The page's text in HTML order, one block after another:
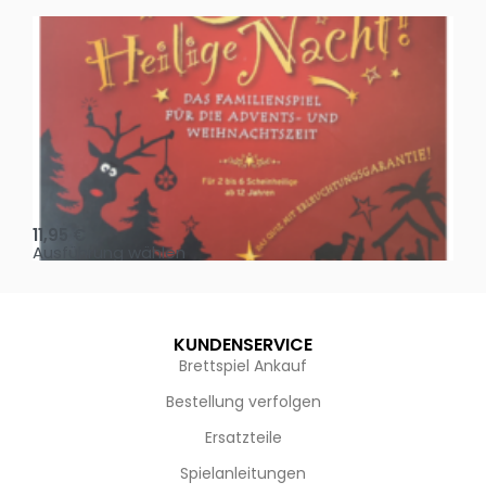
Oh, heilige Nacht!
11,95
Ausführung wählen
KUNDENSERVICE
Brettspiel Ankauf
Bestellung verfolgen
Ersatzteile
Spielanleitungen